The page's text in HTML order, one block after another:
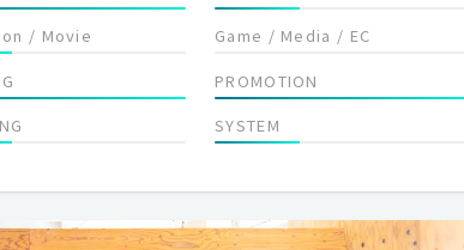
/ Movie
Game / Media / EC
PROMOTION
SYSTEM